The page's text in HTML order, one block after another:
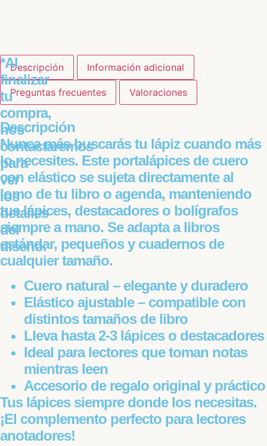
*Al
finalizar
tu
compra,
nos
contactaremos
para
ver
los
detalles
del
diseño.
Descripción Información adicional
Preguntas frecuentes Valoraciones
Descripción
Nunca más buscarás tu lápiz cuando más
lo necesites. Este portalápices de cuero
con elástico se sujeta directamente al
lomo de tu libro o agenda, manteniendo
tus lápices, destacadores o bolígrafos
siempre a mano. Se adapta a libros
estándar, pequeños y cuadernos de
cualquier tamaño.
Cuero natural – elegante y duradero
Elástico ajustable– compatible con
distintos tamaños de libro
Lleva hasta 2-3 lápices o destacadores
Ideal para lectores que toman notas
mientras leen
Accesorio de regalo original y práctico
Tus lápices siempre donde los necesitas.
¡El complemento perfecto para lectores
anotadores!